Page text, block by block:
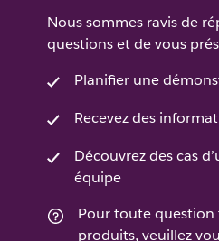
Nous sommes ravis de
questions et de vous
Planifier une
Recevez des
Découvrez des cas
équipe
Pour toute question
produits, veuillez